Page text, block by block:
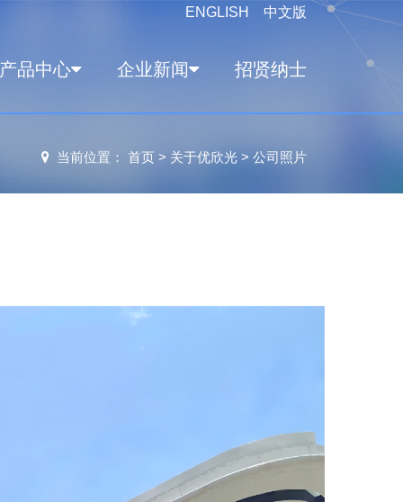
ENGLISH 中文版
产品中心 企业新闻 招贤纳士
当前位置： 首页 > 关于优欣光 > 公司照片